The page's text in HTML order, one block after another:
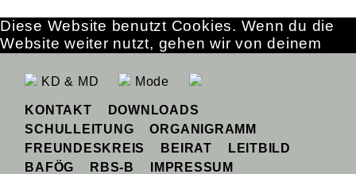
KD & MD Mode
KONTAKT
DOWNLOADS
SCHULLEITUNG
ORGANIGRAMM
FREUNDESKREIS
BEIRAT
LEITBILD
BAFÖG
RBS-B IMPRESSUM
Diese Website benutzt Cookies. Wenn du die
Website weiter nutzt, gehen wir von deinem